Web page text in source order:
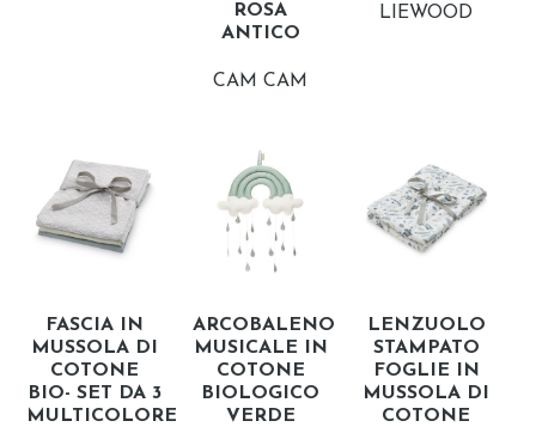
ROSA
ANTICO
CAM CAM
LIEWOOD
FASCIA IN
MUSSOLA DI
COTONE
BIO- SET DA 3
MULTICOLORE
ARCOBALENO
MUSICALE IN
COTONE
BIOLOGICO
VERDE
LENZUOLO
STAMPATO
FOGLIE IN
MUSSOLA DI
COTONE